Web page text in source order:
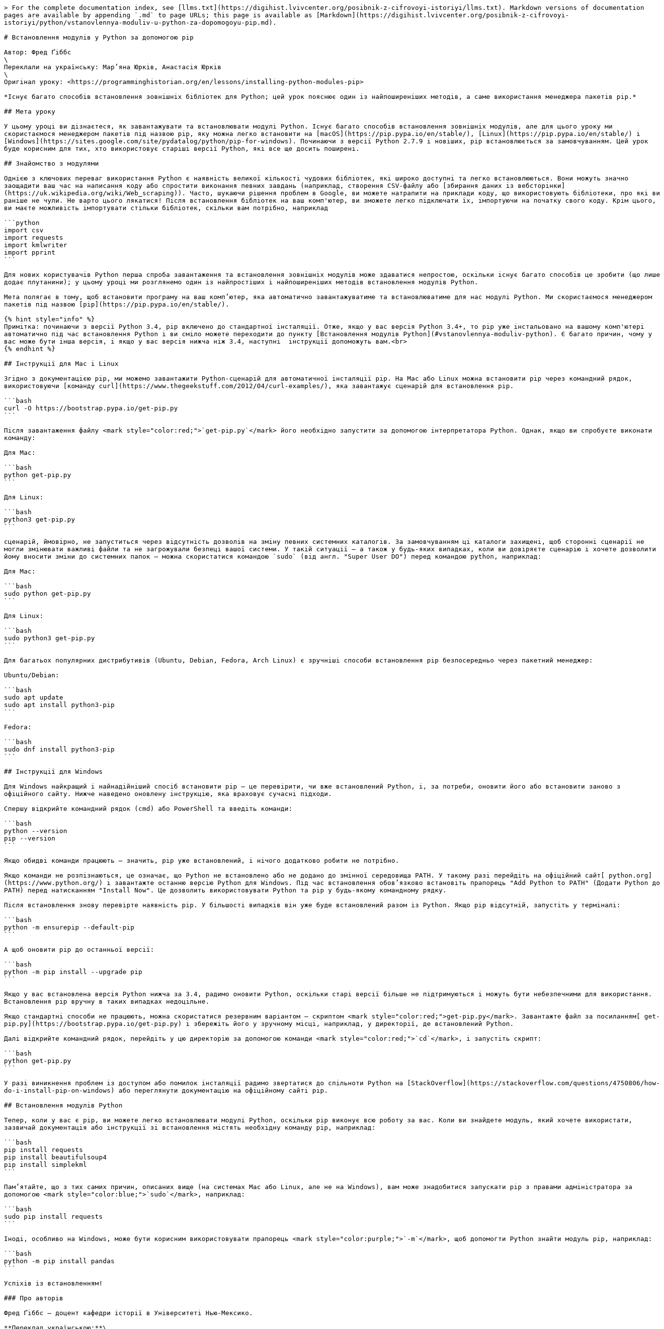
> For the complete documentation index, see [llms.txt](https://digihist.lvivcenter.org/posibnik-z-cifrovoyi-istoriyi/llms.txt). Markdown versions of documentation
pages are available by appending `.md` to page URLs; this page is available as [Markdown](https://digihist.lvivcenter.org/posibnik-z-cifrovoyi-
istoriyi/python/vstanovlennya-moduliv-u-python-za-dopomogoyu-pip.md).
# Встановлення модулів у Python за допомогою pip
Автор: Фред Ґіббс
\
Переклали на українську: Мар’яна Юрків, Анастасія Юрків
\
Оригінал уроку: <https://programminghistorian.org/en/lessons/installing-python-modules-pip>
*Існує багато способів встановлення зовнішніх бібліотек для Python; цей урок пояснює один із найпоширеніших методів, а саме використання менеджера пакетів pip.*
## Мета уроку
У цьому уроці ви дізнаєтеся, як завантажувати та встановлювати модулі Python. Існує багато способів встановлення зовнішніх модулів, але для цього уроку ми
скористаємося менеджером пакетів під назвою pip, яку можна легко встановити на [macOS](https://pip.pypa.io/en/stable/), [Linux](https://pip.pypa.io/en/stable/) і
[Windows](https://sites.google.com/site/pydatalog/python/pip-for-windows). Починаючи з версії Python 2.7.9 і новіших, pip встановлюється за замовчуванням. Цей урок
буде корисним для тих, хто використовує старіші версії Python, які все ще досить поширені.
## Знайомство з модулями
Однією з ключових переваг використання Python є наявність великої кількості чудових бібліотек, які широко доступні та легко встановлюються. Вони можуть значно
заощадити ваш час на написання коду або спростити виконання певних завдань (наприклад, створення CSV-файлу або [збирання даних із вебсторінки]
(https://uk.wikipedia.org/wiki/Web_scraping)). Часто, шукаючи рішення проблем в Google, ви можете натрапити на приклади коду, що використовують бібліотеки, про які ви
раніше не чули. Не варто цього лякатися! Після встановлення бібліотек на ваш комп'ютер, ви зможете легко підключати їх, імпортуючи на початку свого коду. Крім цього,
ви маєте можливість імпортувати стільки бібліотек, скільки вам потрібно, наприклад
```python
import csv
import requests
import kmlwriter
import pprint
```
Для нових користувачів Python перша спроба завантаження та встановлення зовнішніх модулів може здаватися непростою, оскільки існує багато способів це зробити (що лише
додає плутанини); у цьому уроці ми розглянемо один із найпростіших і найпоширеніших методів встановлення модулів Python.
Мета полягає в тому, щоб встановити програму на ваш комп’ютер, яка автоматично завантажуватиме та встановлюватиме для нас модулі Python. Ми скористаємося менеджером
пакетів під назвою [pip](https://pip.pypa.io/en/stable/).
{% hint style="info" %}
Примітка: починаючи з версії Python 3.4, pip включено до стандартної інсталяції. Отже, якщо у вас версія Python 3.4+, то pip уже інстальовано на вашому комп'ютері
автоматично під час встановлення Python і ви сміло можете переходити до пункту [Встановлення модулів Python](#vstanovlennya-moduliv-python). Є багато причин, чому у
вас може бути інша версія, і якщо у вас версія нижча ніж 3.4, наступні  інструкції допоможуть вам.<br>
{% endhint %}
## Інструкції для Mac і Linux
Згідно з документацією pip, ми можемо завантажити Python-сценарій для автоматичної інсталяції pip. На Mac або Linux можна встановити pip через командний рядок,
використовуючи [команду curl](https://www.thegeekstuff.com/2012/04/curl-examples/), яка завантажує сценарій для встановлення pip.
```bash
curl -O https://bootstrap.pypa.io/get-pip.py
```
Після завантаження файлу <mark style="color:red;">`get-pip.py`</mark> його необхідно запустити за допомогою інтерпретатора Python. Однак, якщо ви спробуєте виконати
команду:
Для Mac:
```bash
python get-pip.py
```
Для Linux:
```bash
python3 get-pip.py
```
сценарій, ймовірно, не запуститься через відсутність дозволів на зміну певних системних каталогів. За замовчуванням ці каталоги захищені, щоб сторонні сценарії не
могли змінювати важливі файли та не загрожували безпеці вашої системи. У такій ситуації — а також у будь-яких випадках, коли ви довіряєте сценарію і хочете дозволити
йому вносити зміни до системних папок — можна скористатися командою `sudo` (від англ. "Super User DO") перед командою python, наприклад:
Для Mac:
```bash
sudo python get-pip.py
```
Для Linux:
```bash
sudo python3 get-pip.py
```
Для багатьох популярних дистрибутивів (Ubuntu, Debian, Fedora, Arch Linux) є зручніші способи встановлення pip безпосередньо через пакетний менеджер:
Ubuntu/Debian:
```bash
sudo apt update
sudo apt install python3-pip
```
Fedora:
```bash
sudo dnf install python3-pip
```
## Інструкції для Windows
Для Windows найкращий і найнадійніший спосіб встановити pip — це перевірити, чи вже встановлений Python, і, за потреби, оновити його або встановити заново з
офіційного сайту. Нижче наведено оновлену інструкцію, яка враховує сучасні підходи.
Спершу відкрийте командний рядок (cmd) або PowerShell та введіть команди:
```bash
python --version
pip --version
```
Якщо обидві команди працюють — значить, pip уже встановлений, і нічого додатково робити не потрібно.
Якщо команди не розпізнаються, це означає, що Python не встановлено або не додано до змінної середовища PATH. У такому разі перейдіть на офіційний сайт[ python.org]
(https://www.python.org/) і завантажте останню версію Python для Windows. Під час встановлення обов’язково встановіть прапорець "Add Python to PATH" (Додати Python до
PATH) перед натисканням "Install Now". Це дозволить використовувати Python та pip у будь-якому командному рядку.
Після встановлення знову перевірте наявність pip. У більшості випадків він уже буде встановлений разом із Python. Якщо pip відсутній, запустіть у терміналі:
```bash
python -m ensurepip --default-pip
```
А щоб оновити pip до останньої версії:
```bash
python -m pip install --upgrade pip
```
Якщо у вас встановлена версія Python нижча за 3.4, радимо оновити Python, оскільки старі версії більше не підтримуються і можуть бути небезпечними для використання.
Встановлення pip вручну в таких випадках недоцільне.
Якщо стандартні способи не працюють, можна скористатися резервним варіантом — скриптом <mark style="color:red;">get-pip.py</mark>. Завантажте файл за посиланням[ get-
pip.py](https://bootstrap.pypa.io/get-pip.py) і збережіть його у зручному місці, наприклад, у директорії, де встановлений Python.
Далі відкрийте командний рядок, перейдіть у цю директорію за допомогою команди <mark style="color:red;">`cd`</mark>, і запустіть скрипт:
```bash
python get-pip.py
```
У разі виникнення проблем із доступом або помилок інсталяції радимо звертатися до спільноти Python на [StackOverflow](https://stackoverflow.com/questions/4750806/how-
do-i-install-pip-on-windows) або переглянути документацію на офіційному сайті pip.
## Встановлення модулів Python
Тепер, коли у вас є pip, ви можете легко встановлювати модулі Python, оскільки pip виконує всю роботу за вас. Коли ви знайдете модуль, який хочете використати,
зазвичай документація або інструкції зі встановлення містять необхідну команду pip, наприклад:
```bash
pip install requests
pip install beautifulsoup4
pip install simplekml
```
Пам’ятайте, що з тих самих причин, описаних вище (на системах Mac або Linux, але не на Windows), вам може знадобитися запускати pip з правами адміністратора за
допомогою <mark style="color:blue;">`sudo`</mark>, наприклад:
```bash
sudo pip install requests
```
Іноді, особливо на Windows, може бути корисним використовувати прапорець <mark style="color:purple;">`-m`</mark>, щоб допомогти Python знайти модуль pip, наприклад:
```bash
python -m pip install pandas
```
Успіхів із встановленням!
### Про авторів
Фред Ґіббс — доцент кафедри історії в Університеті Нью-Мексико.